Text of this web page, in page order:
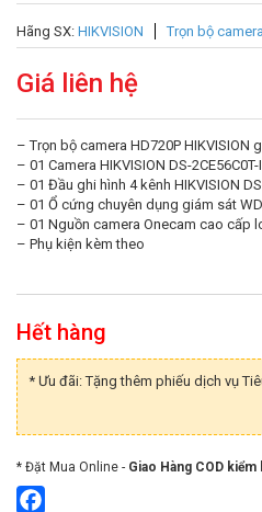
Hãng SX: HIKVISION Trọn bộ
Giá liên hệ
– Trọn bộ camera HD720P HIKVISION
– 01 Camera HIKVISION DS-2CE56C0T-
– 01 Đầu ghi hình 4 kênh HIKVISION
– 01 Ổ cứng chuyên dụng giám sát
– 01 Nguồn camera Onecam cao cấp
– Phụ kiện kèm theo
Hết hàng
* Ưu đãi: Tặng thêm phiếu dịch vụ
* Đặt Mua Online - Giao Hàng COD